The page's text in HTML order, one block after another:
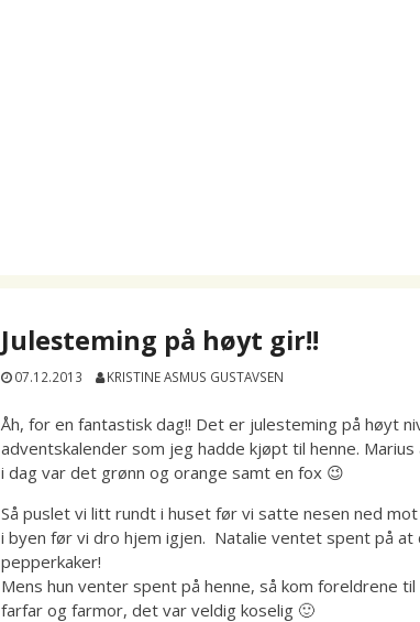
Julesteming på høyt gir!!
07.12.2013 KRISTINE ASMUS GUSTAVSEN
Åh, for en fantastisk dag!! Det er julesteming på høyt
adventskalender som jeg hadde kjøpt til henne.
i dag var det grønn og orange samt en fox 😉
Så puslet vi litt rundt i huset før vi satte nesen ned
i byen før vi dro hjem igjen. Natalie ventet spent på
pepperkaker!
Mens hun venter spent på henne, så kom foreldrene
farfar og farmor, det var veldig koselig 🙂